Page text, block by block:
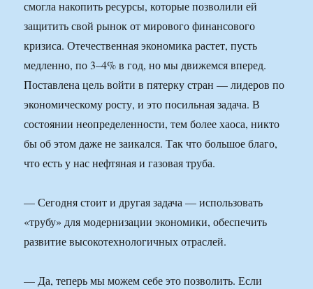
смогла накопить ресурсы, которые позволили ей
защитить свой рынок от мирового финансового
кризиса. Отечественная экономика растет, пусть
медленно, по 3–4% в год, но мы движемся вперед.
Поставлена цель войти в пятерку стран — лидеров по
экономическому росту, и это посильная задача. В
состоянии неопределенности, тем более хаоса, никто
бы об этом даже не заикался. Так что большое благо,
что есть у нас нефтяная и газовая труба.
— Сегодня стоит и другая задача — использовать
«трубу» для модернизации экономики, обеспечить
развитие высокотехнологичных отраслей.
— Да, теперь мы можем себе это позволить. Если